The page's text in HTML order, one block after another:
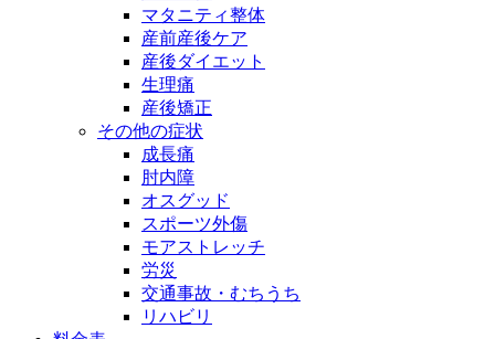
マタニティ整体
産前産後ケア
産後ダイエット
生理痛
産後矯正
その他の症状
成長痛
肘内障
オスグッド
スポーツ外傷
モアストレッチ
労災
交通事故・むちうち
リハビリ